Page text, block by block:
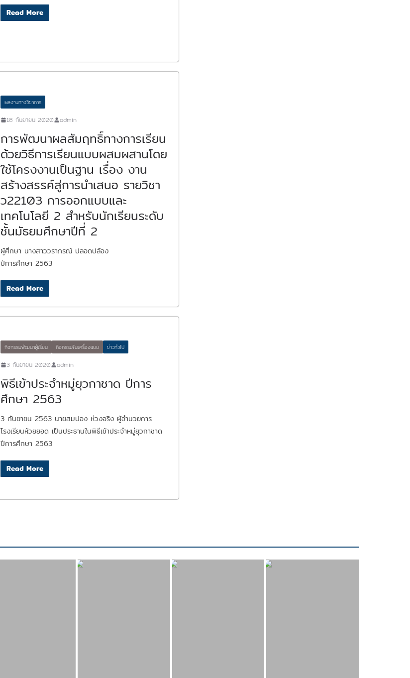
Read More
ผลงานทางวิชาการ
18 กันยายน 2020 admin
การพัฒนาผลสัมฤทธิ์ทางการเรียน
ด้วยวิธีการเรียนแบบผสมผสานโดย
ใช้โครงงานเป็นฐาน เรื่อง งาน
สร้างสรรค์สู่การนำเสนอ รายวิชา
ว22103 การออกแบบและ
เทคโนโลยี 2 สำหรับนักเรียนระดับ
ชั้นมัธยมศึกษาปีที่ 2
ผู้ศึกษา นางสาววราภรณ์ ปลอดปล้อง
ปีการศึกษา 2563
Read More
กิจกรรมพัฒนาผู้เรียน กิจกรรมในเครื่องแบบ ข่าวทั่วไป
3 กันยายน 2020 admin
พิธีเข้าประจำหมู่ยุวกาชาด ปีการ
ศึกษา 2563
3 กันยายน 2563 นายสมปอง ห่วงจริง ผู้อำนวยการ
โรงเรียนห้วยยอด เป็นประธานในพิธีเข้าประจำหมู่ยุวกาชาด
ปีการศึกษา 2563
Read More